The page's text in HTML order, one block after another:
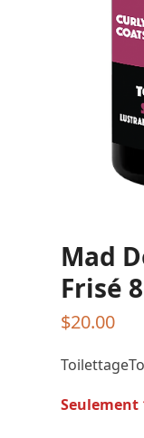
Mad
Frisé
$20.00